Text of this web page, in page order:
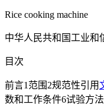
Rice cooking machine
中华人民共和国工业和
目次
前言1范围2规范性引用
数和工作条件6试验方